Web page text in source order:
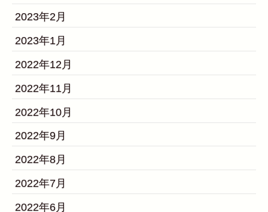
2023年2月
2023年1月
2022年12月
2022年11月
2022年10月
2022年9月
2022年8月
2022年7月
2022年6月